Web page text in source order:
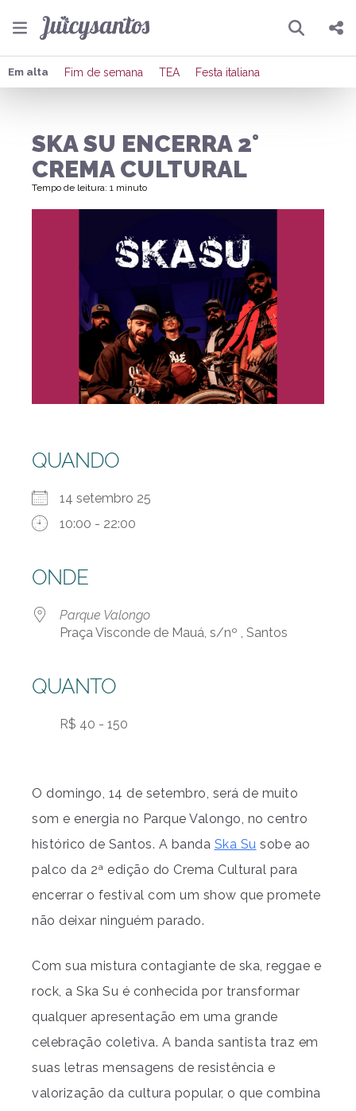
Pesquisar
Compartilhar
Enviar por Whatsapp
Em alta Fim de semana TEA Festa italiana
SKA SU ENCERRA 2°
CREMA CULTURAL
Tempo de leitura: 1 minuto
QUANDO
14 setembro 25
10:00 - 22:00
ONDE
Parque Valongo
Praça Visconde de Mauá, s/nº , Santos
QUANTO
R$ 40 - 150
O domingo, 14 de setembro, será de muito
som e energia no Parque Valongo, no centro
histórico de Santos. A banda Ska Su sobe ao
palco da 2ª edição do Crema Cultural para
encerrar o festival com um show que promete
não deixar ninguém parado.
Com sua mistura contagiante de ska, reggae e
rock, a Ska Su é conhecida por transformar
qualquer apresentação em uma grande
celebração coletiva. A banda santista traz em
suas letras mensagens de resistência e
valorização da cultura popular, o que combina